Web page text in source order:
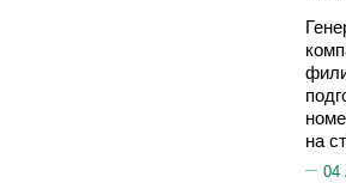
на
04